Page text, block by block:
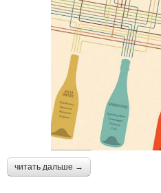
читать дальше →